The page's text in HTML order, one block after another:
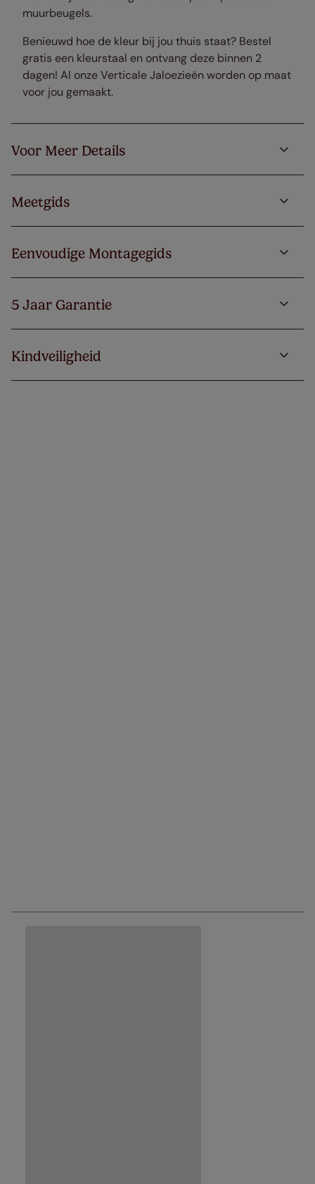
muurbeugels.
Benieuwd hoe de kleur bij jou thuis staat? Bestel
gratis een kleurstaal en ontvang deze binnen 2
dagen! Al onze Verticale Jaloezieën worden op maat
voor jou gemaakt.
Voor Meer Details
Meetgids
Eenvoudige Montagegids
5 Jaar Garantie
Kindveiligheid